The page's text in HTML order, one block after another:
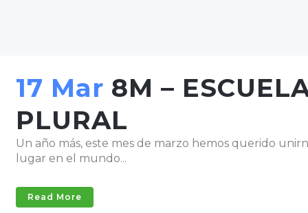
17 Mar 8M –
PLURAL
Un año más, este mes de marzo hemos querido
lugar en el mundo...
Read More